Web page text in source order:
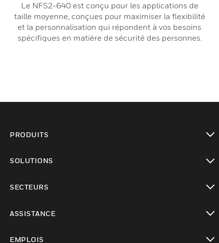
Le NFS2-640 est conçu pour les applications de
taille moyenne, conçues pour maximiser la flexibilité
et la personnalisation qui répondent à vos besoins
spécifiques en matière de sécurité des personnes.
PRODUITS
SOLUTIONS
SECTEURS
ASSISTANCE
EMPLOIS